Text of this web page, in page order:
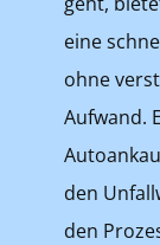
eine
ohne
Aufwand.
den
den